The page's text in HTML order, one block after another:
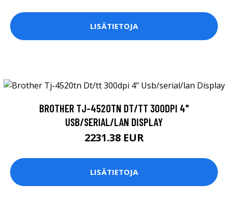
LISÄTIETOJA
BROTHER TJ-4520TN DT/TT 300DPI 4"
USB/SERIAL/LAN DISPLAY
2231.38 EUR
LISÄTIETOJA